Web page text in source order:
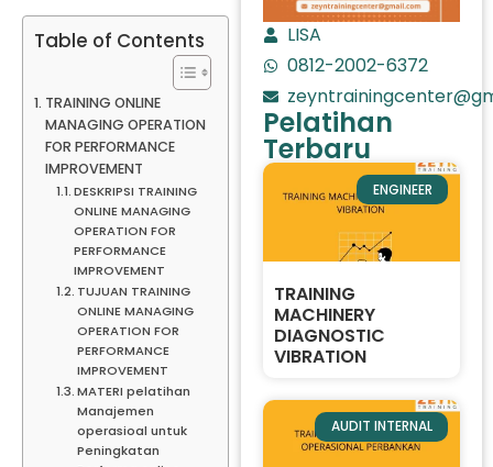
Table of Contents
TRAINING ONLINE
MANAGING OPERATION
FOR PERFORMANCE
IMPROVEMENT
DESKRIPSI TRAINING
ONLINE MANAGING
OPERATION FOR
PERFORMANCE
IMPROVEMENT
TUJUAN TRAINING
ONLINE MANAGING
OPERATION FOR
PERFORMANCE
IMPROVEMENT
MATERI pelatihan
Manajemen
operasioal untuk
Peningkatan
LISA
0812-2002-6372
Pelatihan
Terbaru
ENGINEER
TRAINING
MACHINERY
DIAGNOSTIC
VIBRATION
AUDIT INTERNAL